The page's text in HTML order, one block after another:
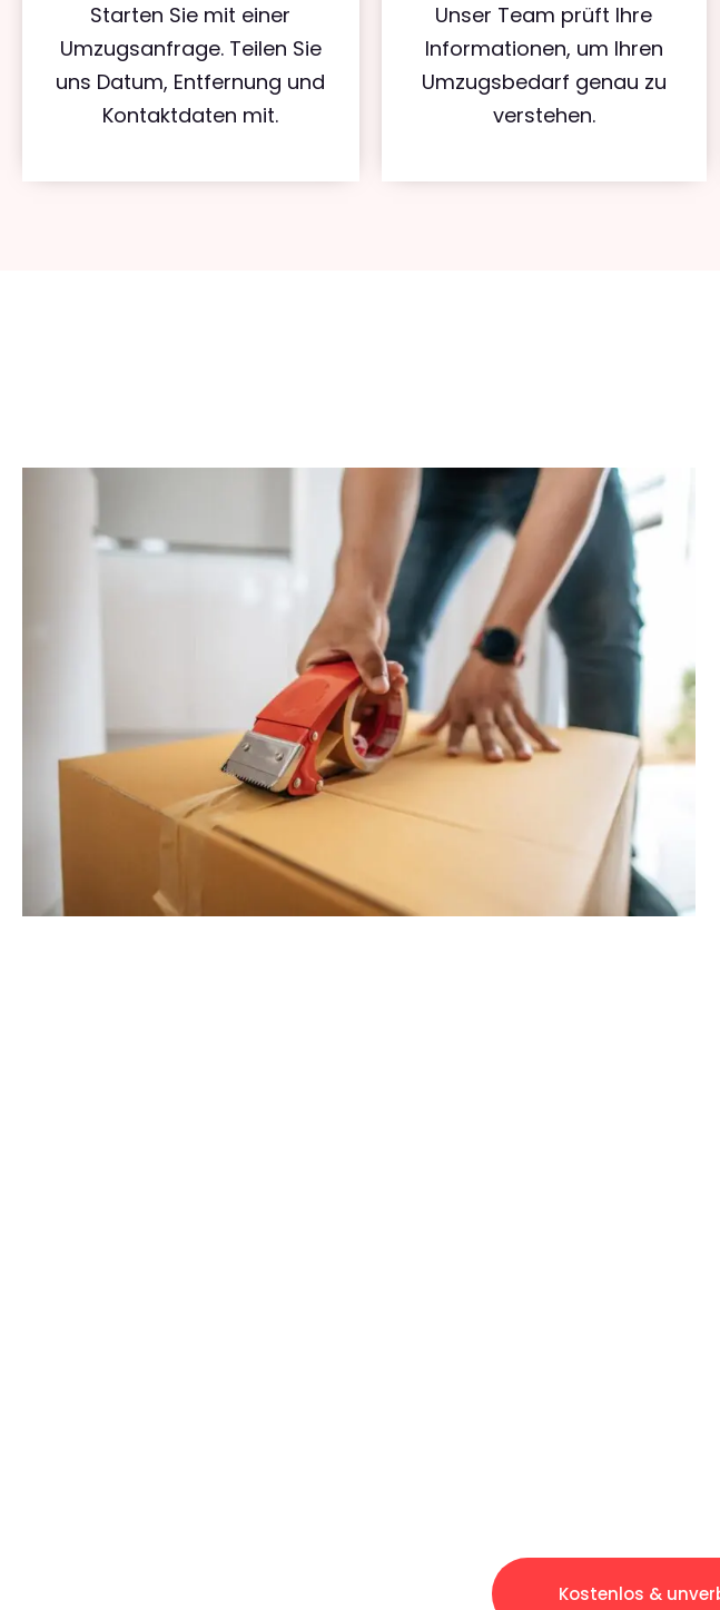
Starten Sie mit einer
Umzugsanfrage. Teilen Sie
uns Datum, Entfernung und
Kontaktdaten mit.
Unser Team prüft Ihre
Informationen, um Ihren
Umzugsbedarf genau zu
verstehen.
Kostenlos &